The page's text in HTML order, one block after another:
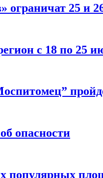
ограничат 25 и
с 18 по 25
опасности
популярных